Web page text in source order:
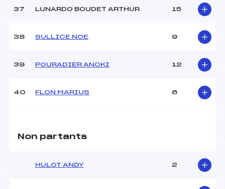
37 LUNARDO BOUDET ARTHUR 15
38 SULLICE NOE 9
39 POURADIER ANOKI 12
40 FLON MARIUS 6
Non partants
HULOT ANDY 2